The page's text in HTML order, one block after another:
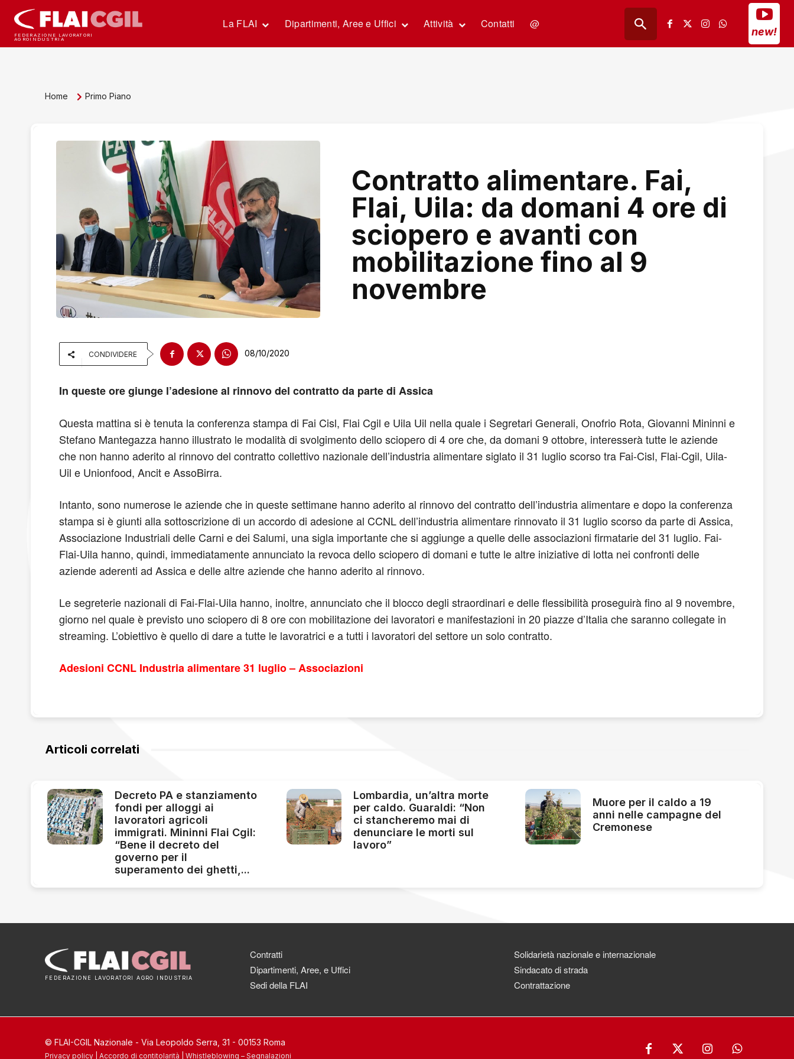
FEDERAZIONE LAVORATORI
AGROINDUSTRIA
La FLAI Dipartimenti, Aree e Uffici Attività Contatti @
new!
Home Primo Piano
Contratto alimentare. Fai,
Flai, Uila: da domani 4 ore di
sciopero e avanti con
mobilitazione fino al 9
novembre
CONDIVIDERE 08/10/2020
In queste ore giunge l’adesione al rinnovo del contratto da parte di Assica
Questa mattina si è tenuta la conferenza stampa di Fai Cisl, Flai Cgil e Uila Uil nella quale i Segretari Generali, Onofrio Rota, Giovanni Mininni e
Stefano Mantegazza hanno illustrato le modalità di svolgimento dello sciopero di 4 ore che, da domani 9 ottobre, interesserà tutte le aziende
che non hanno aderito al rinnovo del contratto collettivo nazionale dell’industria alimentare siglato il 31 luglio scorso tra Fai-Cisl, Flai-Cgil, Uila-
Uil e Unionfood, Ancit e AssoBirra.
Intanto, sono numerose le aziende che in queste settimane hanno aderito al rinnovo del contratto dell’industria alimentare e dopo la conferenza
stampa si è giunti alla sottoscrizione di un accordo di adesione al CCNL dell’industria alimentare rinnovato il 31 luglio scorso da parte di Assica,
Associazione Industriali delle Carni e dei Salumi, una sigla importante che si aggiunge a quelle delle associazioni firmatarie del 31 luglio. Fai-
Flai-Uila hanno, quindi, immediatamente annunciato la revoca dello sciopero di domani e tutte le altre iniziative di lotta nei confronti delle
aziende aderenti ad Assica e delle altre aziende che hanno aderito al rinnovo.
Le segreterie nazionali di Fai-Flai-Uila hanno, inoltre, annunciato che il blocco degli straordinari e delle flessibilità proseguirà fino al 9 novembre,
giorno nel quale è previsto uno sciopero di 8 ore con mobilitazione dei lavoratori e manifestazioni in 20 piazze d’Italia che saranno collegate in
streaming. L’obiettivo è quello di dare a tutte le lavoratrici e a tutti i lavoratori del settore un solo contratto.
Adesioni CCNL Industria alimentare 31 luglio – Associazioni
Articoli correlati
Decreto PA e stanziamento
fondi per alloggi ai
lavoratori agricoli
immigrati. Mininni Flai Cgil:
“Bene il decreto del
governo per il
superamento dei ghetti,...
Lombardia, un’altra morte
per caldo. Guaraldi: “Non
ci stancheremo mai di
denunciare le morti sul
lavoro”
Muore per il caldo a 19
anni nelle campagne del
Cremonese
FEDERAZIONE LAVORATORI AGRO INDUSTRIA
Contratti
Dipartimenti, Aree, e Uffici
Sedi della FLAI
Solidarietà nazionale e internazionale
Sindacato di strada
Contrattazione
© FLAI-CGIL Nazionale - Via Leopoldo Serra, 31 - 00153 Roma
Privacy policy Accordo di contitolarità Whistleblowing – Segnalazioni